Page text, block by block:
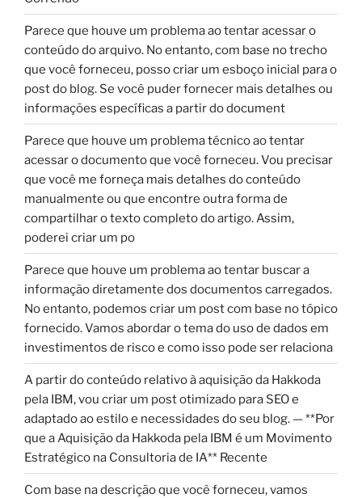
Parece que houve um problema ao tentar acessar o
conteúdo do arquivo. No entanto, com base no trecho
que você forneceu, posso criar um esboço inicial para o
post do blog. Se você puder fornecer mais detalhes ou
informações específicas a partir do document
Parece que houve um problema técnico ao tentar
acessar o documento que você forneceu. Vou precisar
que você me forneça mais detalhes do conteúdo
manualmente ou que encontre outra forma de
compartilhar o texto completo do artigo. Assim,
poderei criar um po
Parece que houve um problema ao tentar buscar a
informação diretamente dos documentos carregados.
No entanto, podemos criar um post com base no tópico
fornecido. Vamos abordar o tema do uso de dados em
investimentos de risco e como isso pode ser relaciona
A partir do conteúdo relativo à aquisição da Hakkoda
pela IBM, vou criar um post otimizado para SEO e
adaptado ao estilo e necessidades do seu blog. — **Por
que a Aquisição da Hakkoda pela IBM é um Movimento
Estratégico na Consultoria de IA** Recente
Com base na descrição que você forneceu, vamos